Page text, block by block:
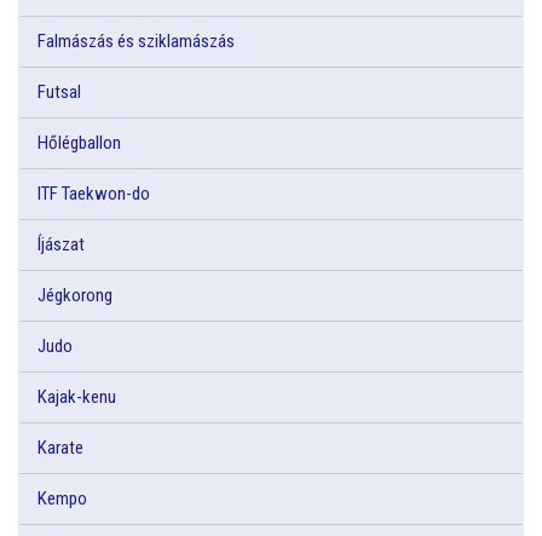
Falmászás és sziklamászás
Futsal
Hőlégballon
ITF Taekwon-do
Íjászat
Jégkorong
Judo
Kajak-kenu
Karate
Kempo